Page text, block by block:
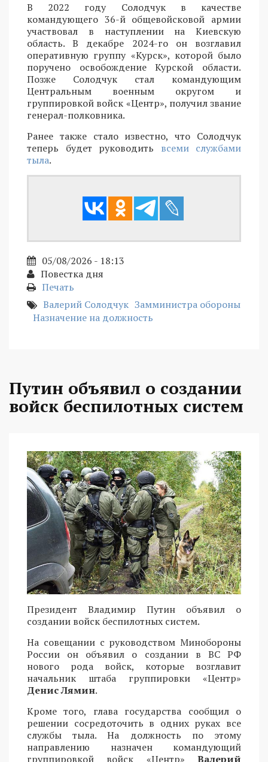
В 2022 году Солодчук в качестве
командующего 36-й общевойсковой армии
участвовал в наступлении на Киевскую
область. В декабре 2024-го он возглавил
оперативную группу «Курск», которой было
поручено освобождение Курской области.
Позже Солодчук стал командующим
Центральным военным округом и
группировкой войск «Центр», получил звание
генерал-полковника.
Ранее также стало известно, что Солодчук
теперь будет руководить всеми службами
тыла.
05/08/2026 - 18:13
Повестка дня
Печать
Валерий Солодчук Замминистра обороны
Назначение на должность
Путин объявил о создании
войск беспилотных систем
Президент Владимир Путин объявил о
создании войск беспилотных систем.
На совещании с руководством Минобороны
России он объявил о создании в ВС РФ
нового рода войск, которые возглавит
начальник штаба группировки «Центр»
Денис Лямин.
Кроме того, глава государства сообщил о
решении сосредоточить в одних руках все
службы тыла. На должность по этому
направлению назначен командующий
группировкой войск «Центр» Валерий